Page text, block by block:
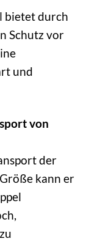
bietet durch
Schutz vor
und
von
der
kann er